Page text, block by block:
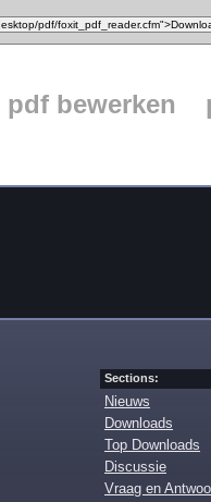
pdf bewerken
Sections:
Nieuws
Downloads
Top Downloads
Discussie
Vraag en